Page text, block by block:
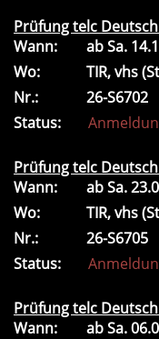
Prüfung telc Deutsch
Wann:
abSa.
Wo:
TIR, vhs
Nr.:
26-S6702
Status:
Prüfung telc
Wann:
abSa.
Wo:
TIR, vhs
Nr.:
26-S6705
Status:
Prüfung telc Deutsch
Wann:
abSa.